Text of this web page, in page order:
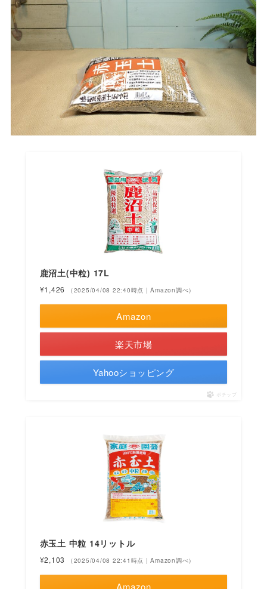
鹿沼土(中粒) 17L
¥1,426 （2025/04/08 22:40時点 | Amazon調べ）
Amazon
楽天市場
Yahooショッピング
ポチップ
赤玉土 中粒 14リットル
¥2,103 （2025/04/08 22:41時点 | Amazon調べ）
Amazon